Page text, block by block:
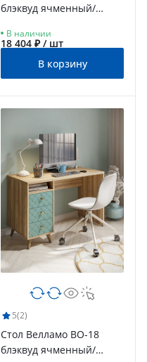
блэквуд ячменный/
В наличии
18 404 ₽ / шт
В корзину
5(2)
Стол Велламо ВО-18
блэквуд ячменный/